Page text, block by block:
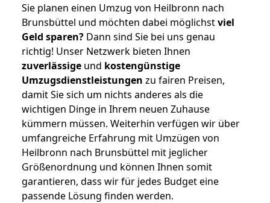
Sie planen einen Umzug von Heilbronn nach
Brunsbüttel und möchten dabei möglichstviel
Geld sparen? Dann sind Sie bei uns genau
richtig! Unser Netzwerk bieten Ihnen
zuverlässige und kostengünstige
Umzugsdienstleistungen zu fairen Preisen,
damit Sie sich um nichts anderes als die
wichtigen Dinge in Ihrem neuen Zuhause
kümmern müssen. Weiterhin verfügen wir über
umfangreiche Erfahrung mit Umzügen von
Heilbronn nach Brunsbüttel mit jeglicher
Größenordnung und können Ihnen somit
garantieren, dass wir für jedes Budget eine
passende Lösung finden werden.